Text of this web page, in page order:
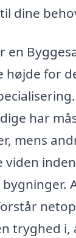
dine
en
højde for
har
mens
viden
tryghed